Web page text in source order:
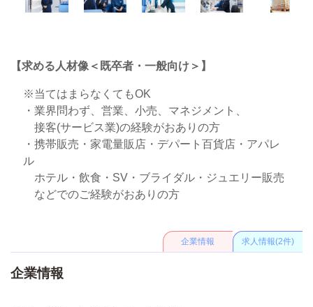
【求める人材像＜既卒者・一般向け＞】
※当てはまらなくてもOK
・業界問わず、営業、小売、マネジメント、
接客(サービス業)の経験がおありの方
・携帯販売・家電量販店・デパート百貨店・アパレ
ル
ホテル・飲食・SV・ブライダル・ジュエリー販売
などでのご経験がおありの方
求人情報(2件)
企業情報
企業情報